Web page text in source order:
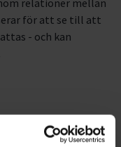
relationer mellan
för att se till att
- och kan
följa de 5 stegen till